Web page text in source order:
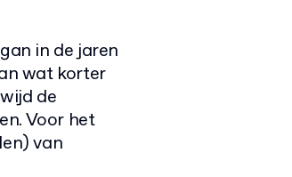
in de jaren
wat korter
de
Voor het
van